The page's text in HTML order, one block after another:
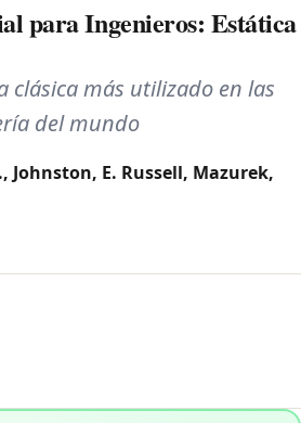
para Ingenieros: Estática
clásica más utilizado en las
del mundo
Johnston, E. Russell, Mazurek,